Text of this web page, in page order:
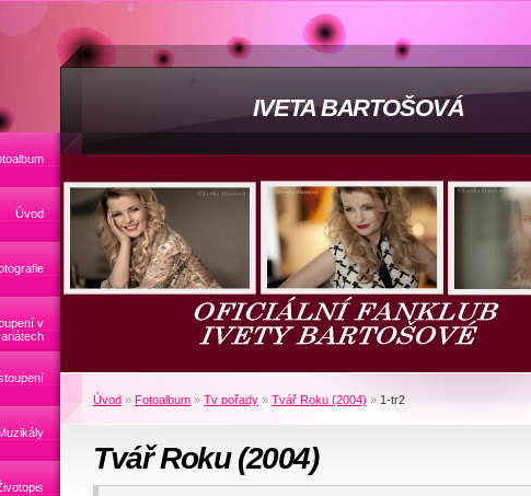
IVETA BARTOŠOVÁ
Úvod
v
Úvod » Fotoalbum » Tv pořady » Tvář Roku (2004) » 1-tr2
Tvář Roku (2004)